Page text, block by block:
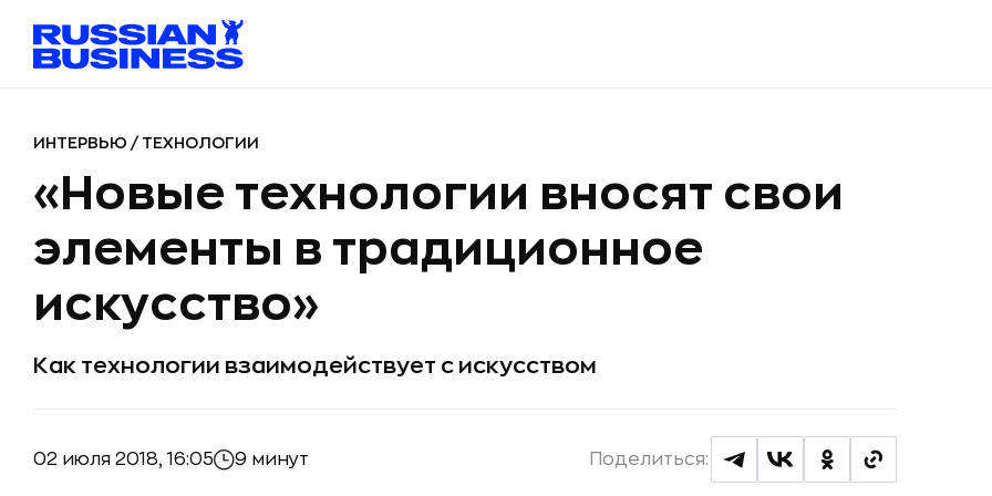
ИНТЕРВЬЮ / ТЕХНОЛОГИИ
«Новые технологии вносят свои
элементы в традиционное
искусство»
Как технологии взаимодействует с искусством
02 июля 2018, 16:05 9 минут Поделиться: